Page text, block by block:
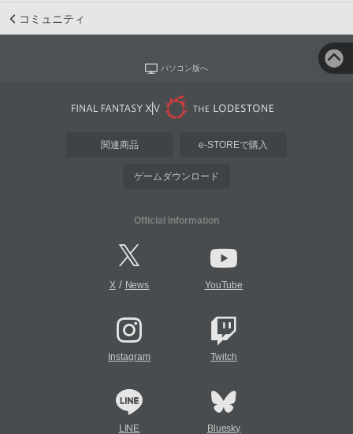
コミュニティ
パソコン版へ
関連商品 e-STOREで購入
ゲームダウンロード
Official Information
X/ News YouTube
Instagram Twitch
LINE Bluesky